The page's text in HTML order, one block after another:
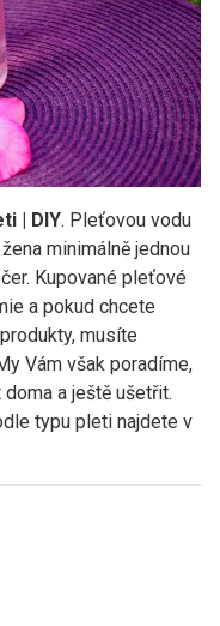
| DIY. Pleťovou vodu
minimálně jednou
Kupované pleťové
a pokud chcete
musíte
Vám však poradíme,
a ještě ušetřit.
typu pleti najdete v